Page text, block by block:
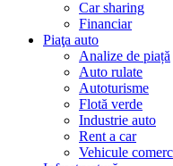
Car sharing
Financiar
Piaţa auto
Analize de piață
Auto rulate
Autoturisme
Flotă verde
Industrie auto
Rent a car
Vehicule